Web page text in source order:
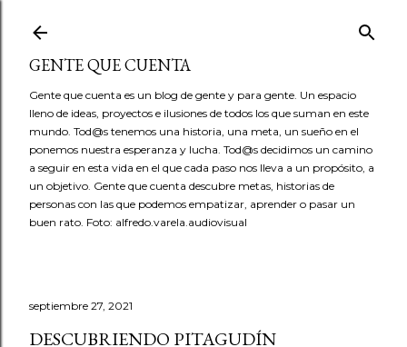
GENTE QUE CUENTA
Gente que cuenta es un blog de gente y para gente. Un espacio
lleno de ideas, proyectos e ilusiones de todos los que suman en este
mundo. Tod@s tenemos una historia, una meta, un sueño en el
ponemos nuestra esperanza y lucha. Tod@s decidimos un camino
a seguir en esta vida en el que cada paso nos lleva a un propósito, a
un objetivo. Gente que cuenta descubre metas, historias de
personas con las que podemos empatizar, aprender o pasar un
buen rato. Foto: alfredo.varela.audiovisual
septiembre 27, 2021
DESCUBRIENDO PITAGUDÍN